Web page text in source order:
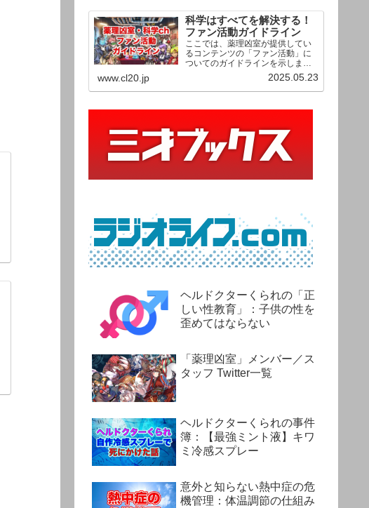
科学はすべてを解決する！
ファン活動ガイドライン
ここでは、薬理凶室が提供してい
るコンテンツの「ファン活動」に
ついてのガイドラインを示しま
す。ご利用の場合は当ガイドライ
ンを遵守して頂けますよう、よろ
しくお願い申し上げます。
www.cl20.jp 2025.05.23
ヘルドクターくられの「正
しい性教育」：子供の性を
歪めてはならない
「薬理凶室」メンバー／ス
タッフ Twitter一覧
ヘルドクターくられの事件
簿：【最強ミント液】キワ
ミ冷感スプレー
意外と知らない熱中症の危
機管理：体温調節の仕組み